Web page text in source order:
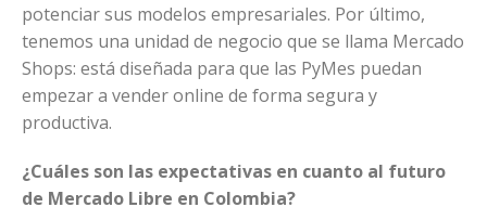
potenciar sus modelos empresariales. Por último,
tenemos una unidad de negocio que se llama Mercado
Shops: está diseñada para que las PyMes puedan
empezar a vender online de forma segura y
productiva.
¿Cuáles son las expectativas en cuanto al futuro
de Mercado Libre en Colombia?